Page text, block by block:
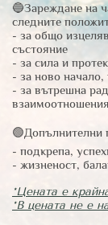
🔵Зареждане на
следните
- за общо
състояние
- за сила и
- за ново
- за вътрешна
🟢Допълнителни
- подкрепа,
- жизненост,
*Цената е
*В цената не е